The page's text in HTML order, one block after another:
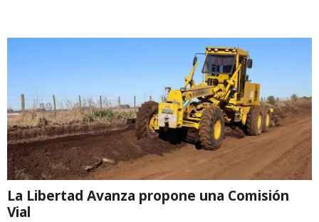
La Libertad Avanza propone una Comisión
Vial